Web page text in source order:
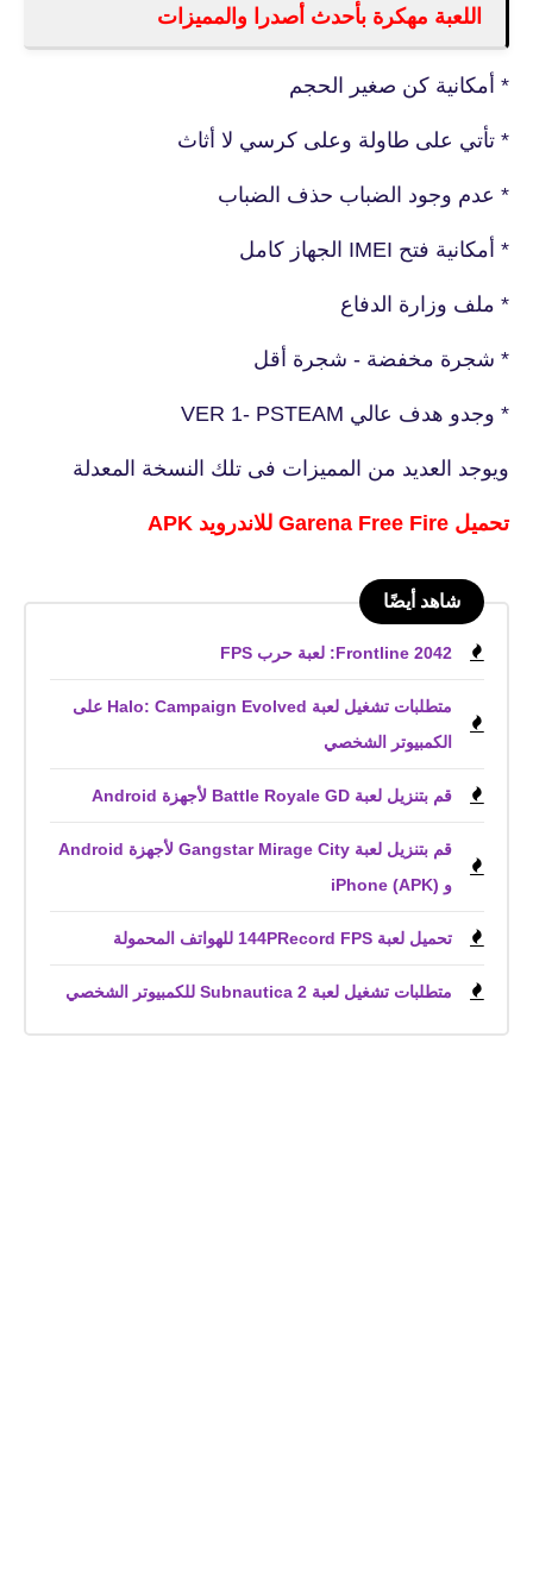
اللعبة مهكرة بأحدث أصدرا والمميزات
* أمكانية كن صغير الحجم
* تأتي على طاولة وعلى كرسي لا أثاث
* عدم وجود الضباب حذف الضباب
* أمكانية فتح IMEI الجهاز كامل
* ملف وزارة الدفاع
* شجرة مخفضة - شجرة أقل
* وجدو هدف عالي VER 1- PSTEAM
ويوجد العديد من المميزات فى تلك النسخة المعدلة
تحميل Garena Free Fire للاندرويد APK
شاهد أيضًا
Frontline 2042: لعبة حرب FPS
متطلبات تشغيل لعبة Halo: Campaign Evolved على
الكمبيوتر الشخصي
قم بتنزيل لعبة Battle Royale GD لأجهزة Android
قم بتنزيل لعبة Gangstar Mirage City لأجهزة Android
و iPhone (APK)
تحميل لعبة 144PRecord FPS للهواتف المحمولة
متطلبات تشغيل لعبة Subnautica 2 للكمبيوتر الشخصي